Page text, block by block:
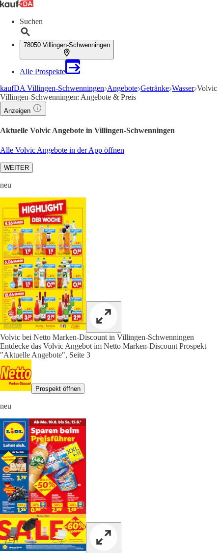
Suchen
78050 Villingen-Schwenningen
Alle Prospekte
kaufDA Villingen-Schwenningen Angebote Getränke Wasser Volvic
Villingen-Schwenningen: Angebote & Preis
Anzeigen
Aktuelle Volvic Angebote in Villingen-Schwenningen
Alle Volvic Angebote in der App öffnen
WEITER
neu
Volvic bei Netto Marken-Discount in Villingen-Schwenningen
Entdecke das Volvic Angebot im Netto Marken-Discount Prospekt
"Aktuelle Angebote", Seite 3
Prospekt öffnen
neu